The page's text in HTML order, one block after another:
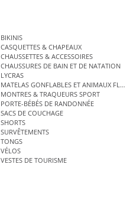
BIKINIS
CASQUETTES & CHAPEAUX
CHAUSSETTES & ACCESSOIRES
CHAUSSURES DE BAIN ET DE NATATION
LYCRAS
MATELAS GONFLABLES ET ANIMAUX
MONTRES & TRAQUEURS SPORT
PORTE-BÉBÉS DE RANDONNÉE
SACS DE COUCHAGE
SHORTS
SURVÊTEMENTS
TONGS
VÉLOS
VESTES DE TOURISME